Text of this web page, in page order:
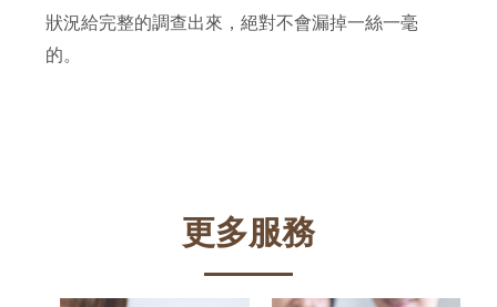
狀況給完整的調查出來，絕對不會漏掉一絲一毫
的。
更多服務